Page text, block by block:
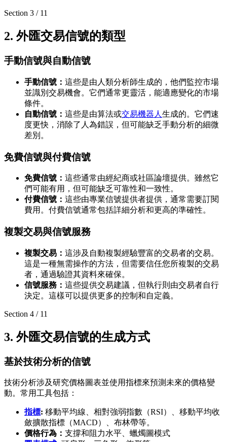
Section 3 / 11
2. 外匯交易信號的類型
手動信號與自動信號
手動信號： 這些是由人類分析師生成的，他們監控市場
並識別交易機會。它們通常更靈活，能適應變化的市場
條件。
自動信號： 這些是由算法或交易機器人 生成的。它們速
度更快，消除了人為錯誤，但可能缺乏手動分析的細微
差別。
免費信號與付費信號
免費信號： 這些通常由經紀商或社區論壇提供。雖然它
們可能有用，但可能缺乏可靠性和一致性。
付費信號： 這些由專業信號提供者提供，通常需要訂閱
費用。付費信號通常包括詳細分析和更高的準確性。
複製交易與信號服務
複製交易： 這涉及自動複製經驗豐富的交易者的交易。
這是一種無需操作的方法，但需要信任您所複製的交易
者，通過驗證其資料來確保。
信號服務： 這些提供交易建議，但執行則由交易者自行
決定。這樣可以提供更多的控制和自定義。
Section 4 / 11
3. 外匯交易信號的生成方式
基於技術分析的信號
技術分析涉及研究價格圖表並使用指標來預測未來的價格變
動。常用工具包括：
指標: 移動平均線、相對強弱指數（RSI）、移動平均收
斂擴散指標（MACD）、布林帶等。
價格行為： 支撐和阻力水平、蠟燭圖模式